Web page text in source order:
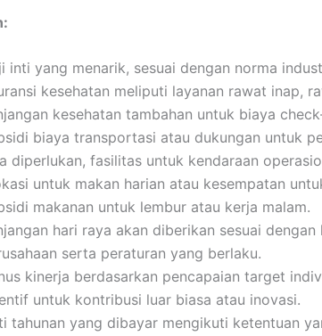
inti yang menarik, sesuai dengan norma
kesehatan meliputi layanan rawat inap,
kesehatan tambahan untuk biaya
biaya transportasi atau dukungan untuk
diperlukan, fasilitas untuk kendaraan
untuk makan harian atau kesempatan
makanan untuk lembur atau kerja malam.
hari raya akan diberikan sesuai
serta peraturan yang berlaku.
kinerja berdasarkan pencapaian target
untuk kontribusi luar biasa atau inovasi.
tahunan yang dibayar mengikuti ketentuan